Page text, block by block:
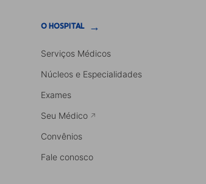
O HOSPITAL →
Serviços Médicos
Núcleos e Especialidades
Exames
Seu Médico
Convênios
Fale conosco